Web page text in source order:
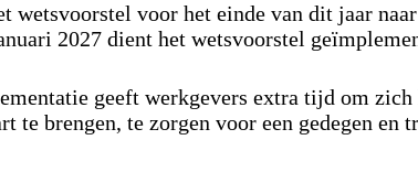
wetsvoorstel voor het einde van dit jaar
2027 dient het wetsvoorstel
geeft werkgevers extra tijd om
te brengen, te zorgen voor een gedegen en